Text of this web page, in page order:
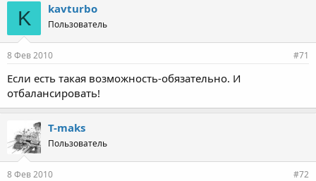
K kavturbo
Пользователь
8 Фев 2010 #71
Если есть такая возможность-обязательно. И
отбалансировать!
T-maks
Пользователь
8 Фев 2010 #72